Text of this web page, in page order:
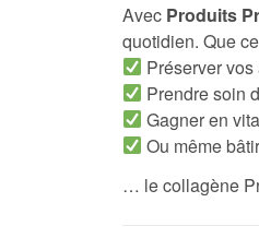
Avec Produits
quotidien. Que
Préserver
Prendre soin
Gagner en
Ou même
… le collagène